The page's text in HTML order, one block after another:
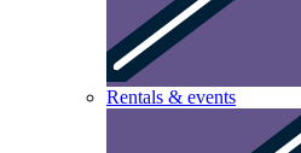
Rentals & events